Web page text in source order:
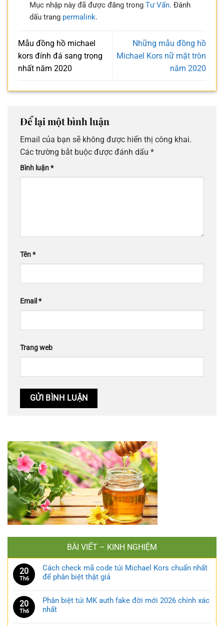
Mục nhập này đã được đăng trong Tư Vấn. Đánh
dấu trang permalink.
​​​​​​​Mẫu đồng hồ michael
kors đính đá sang trọng
nhất năm 2020
​​​​​​​Những mẫu đồng hồ
Michael Kors nữ mặt tròn
năm 2020
Để lại một bình luận
Email của bạn sẽ không được hiển thị công khai.
Các trường bắt buộc được đánh dấu *
Bình luận*
Tên*
Email *
Trang web
BÀI VIẾT – KINH NGHIỆM
20
Th6
Cách check mã code túi Michael Kors chuẩn nhất
để phân biệt thật giả
20
Th6
Phân biệt túi MK auth fake đời mới 2026 chính xác
nhất